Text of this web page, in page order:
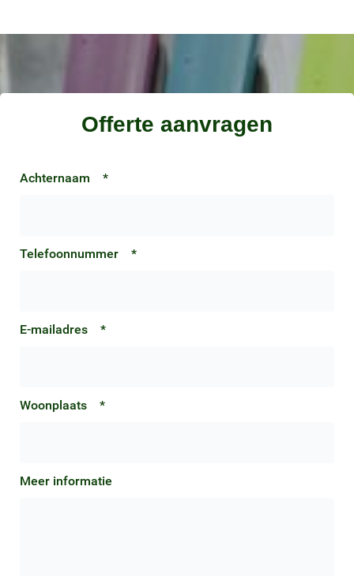
afwerking. Wij kunnen een gepersonaliseerde
prijsopgave geven op basis van uw specifieke
Offerte aanvragen
Achternaam *
Telefoonnummer *
E-mailadres *
Woonplaats *
Meer informatie